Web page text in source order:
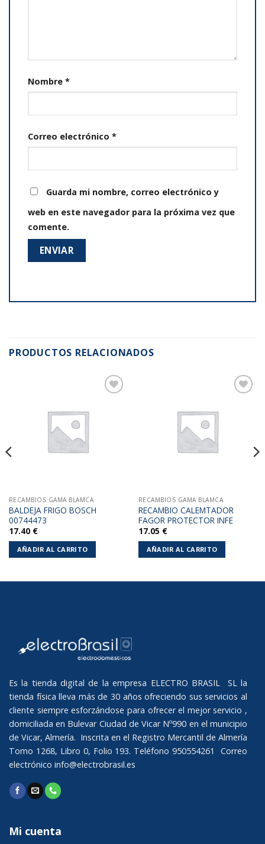
Nombre *
Correo electrónico *
Guarda mi nombre, correo electrónico y
web en este navegador para la próxima vez que
comente.
PRODUCTOS RELACIONADOS
RECAMBIOS GAMA BLAMCA
BALDEJA FRIGO BOSCH
00744473
17.40 €
AÑADIR AL CARRITO
RECAMBIOS GAMA BLAMCA
RECAMBIO CALEMTADOR
FAGOR PROTECTOR INFE
17.05 €
AÑADIR AL CARRITO
Es la tienda digital de la empresa ELECTRO BRASIL SL la
tienda física lleva más de 30 años ofreciendo sus servicios al
cliente siempre esforzándose para ofrecer el mejor servicio ,
domiciliada en Bulevar Ciudad de Vicar Nº990 en el municipio
de Vicar, Almería. Inscrita en el Registro Mercantil de Almería
Tomo 1268, Libro 0, Folio 193. Teléfono 950554261 Correo
electrónico info@electrobrasil.es
Mi cuenta